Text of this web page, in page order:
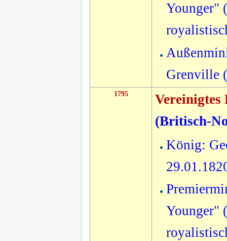
Younger"
Grenville
1795
(Britisch-
König:
Younger"